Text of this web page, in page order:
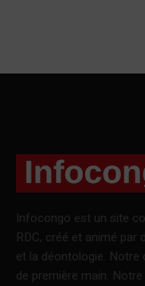
Infocongo est un site
RDC, créé et animé par
et la déontologie. Notre
de première main.